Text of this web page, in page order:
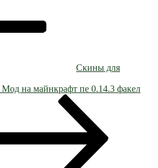
Скины для
Мод на майнкрафт пе 0.14.3 факел